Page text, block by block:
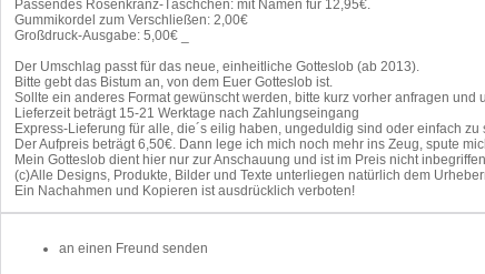
Passendes Rosenkranz-Täschchen: mit Namen für 12,95€.
Gummikordel zum Verschließen: 2,00€
Großdruck-Ausgabe: 5,00€ _
Der Umschlag passt für das neue, einheitliche Gotteslob (ab 2013).
Bitte gebt das Bistum an, von dem Euer Gotteslob ist.
Sollte ein anderes Format gewünscht werden, bitte kurz vorher anfragen
Lieferzeit beträgt 15-21 Werktage nach Zahlungseingang
Express-Lieferung für alle, die´s eilig haben, ungeduldig sind oder einfach zu
Der Aufpreis beträgt 6,50€. Dann lege ich mich noch mehr ins Zeug, spute
Mein Gotteslob dient hier nur zur Anschauung und ist im Preis nicht
(c)Alle Designs, Produkte, Bilder und Texte unterliegen natürlich dem
Ein Nachahmen und Kopieren ist ausdrücklich verboten!
an einen Freund senden